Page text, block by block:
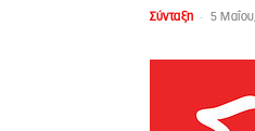
Σύνταξη - 5